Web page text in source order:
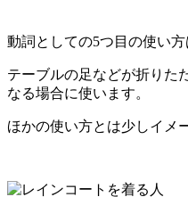
動詞としての5つ目の使い方
テーブルの足などが折りた
なる場合に使います。
ほかの使い方とは少しイメ